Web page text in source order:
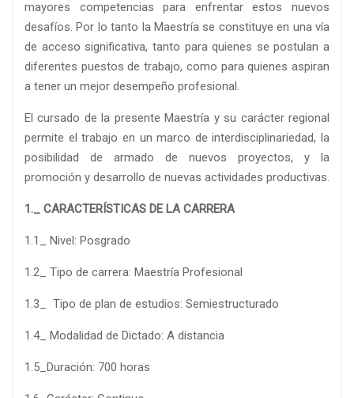
mayores competencias para enfrentar estos nuevos
desafíos. Por lo tanto la Maestría se constituye en una vía
de acceso significativa, tanto para quienes se postulan a
diferentes puestos de trabajo, como para quienes aspiran
a tener un mejor desempeño profesional.
El cursado de la presente Maestría y su carácter regional
permite el trabajo en un marco de interdisciplinariedad, la
posibilidad de armado de nuevos proyectos, y la
promoción y desarrollo de nuevas actividades productivas.
1._ CARACTERÍSTICAS DE LA CARRERA
1.1_ Nivel: Posgrado
1.2_ Tipo de carrera: Maestría Profesional
1.3_ Tipo de plan de estudios: Semiestructurado
1.4_ Modalidad de Dictado: A distancia
1.5_Duración: 700 horas